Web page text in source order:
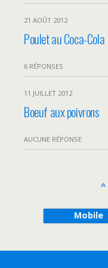
21 AOÛT 2012
Poulet au Coca-Cola
6 RÉPONSES
11 JUILLET 2012
Boeuf aux poivrons
AUCUNE RÉPONSE
Mobile